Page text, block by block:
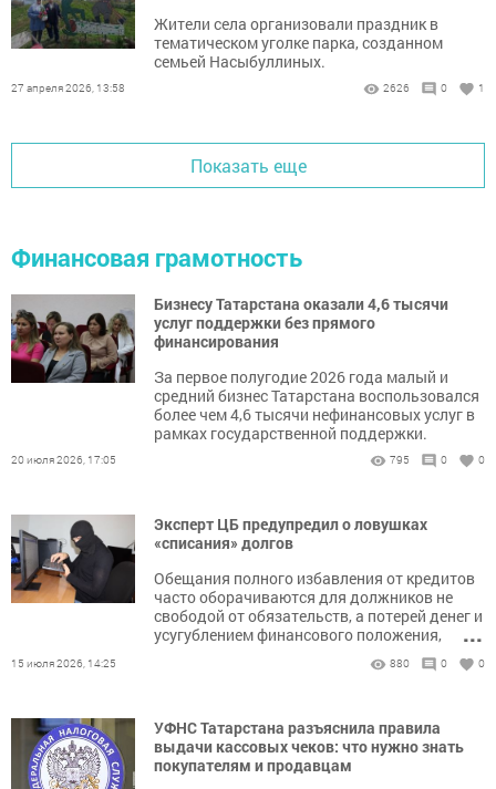
Жители села организовали праздник в
тематическом уголке парка, созданном
семьей Насыбуллиных.
27 апреля 2026, 13:58 2626 0 1
Показать еще
Финансовая грамотность
Бизнесу Татарстана оказали 4,6 тысячи
услуг поддержки без прямого
финансирования
За первое полугодие 2026 года малый и
средний бизнес Татарстана воспользовался
более чем 4,6 тысячи нефинансовых услуг в
рамках государственной поддержки.
20 июля 2026, 17:05 795 0 0
Эксперт ЦБ предупредил о ловушках
«списания» долгов
Обещания полного избавления от кредитов
часто оборачиваются для должников не
свободой от обязательств, а потерей денег и
усугублением финансового положения,
предупредила представитель Банка России.
...
15 июля 2026, 14:25 880 0 0
УФНС Татарстана разъяснила правила
выдачи кассовых чеков: что нужно знать
покупателям и продавцам